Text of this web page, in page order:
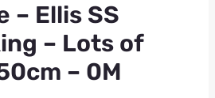
– Ellis SS
– Lots of
– 0M